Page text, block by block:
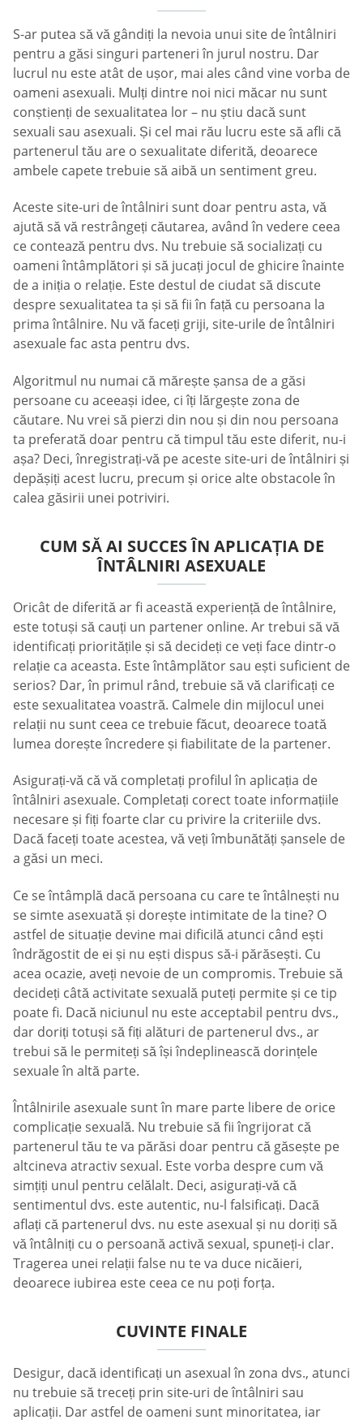
S-ar putea să vă gândiți la nevoia unui site de întâlniri
pentru a găsi singuri parteneri în jurul nostru. Dar
lucrul nu este atât de ușor, mai ales când vine vorba de
oameni asexuali. Mulți dintre noi nici măcar nu sunt
conștienți de sexualitatea lor – nu știu dacă sunt
sexuali sau asexuali. Și cel mai rău lucru este să afli că
partenerul tău are o sexualitate diferită, deoarece
ambele capete trebuie să aibă un sentiment greu.
Aceste site-uri de întâlniri sunt doar pentru asta, vă
ajută să vă restrângeți căutarea, având în vedere ceea
ce contează pentru dvs. Nu trebuie să socializați cu
oameni întâmplători și să jucați jocul de ghicire înainte
de a iniția o relație. Este destul de ciudat să discute
despre sexualitatea ta și să fii în față cu persoana la
prima întâlnire. Nu vă faceți griji, site-urile de întâlniri
asexuale fac asta pentru dvs.
Algoritmul nu numai că mărește șansa de a găsi
persoane cu aceeași idee, ci îți lărgește zona de
căutare. Nu vrei să pierzi din nou și din nou persoana
ta preferată doar pentru că timpul tău este diferit, nu-i
așa? Deci, înregistrați-vă pe aceste site-uri de întâlniri și
depășiți acest lucru, precum și orice alte obstacole în
calea găsirii unei potriviri.
CUM SĂ AI SUCCES ÎN APLICAȚIA DE
ÎNTÂLNIRI ASEXUALE
Oricât de diferită ar fi această experiență de întâlnire,
este totuși să cauți un partener online. Ar trebui să vă
identificați prioritățile și să decideți ce veți face dintr-o
relație ca aceasta. Este întâmplător sau ești suficient de
serios? Dar, în primul rând, trebuie să vă clarificați ce
este sexualitatea voastră. Calmele din mijlocul unei
relații nu sunt ceea ce trebuie făcut, deoarece toată
lumea dorește încredere și fiabilitate de la partener.
Asigurați-vă că vă completați profilul în aplicația de
întâlniri asexuale. Completați corect toate informațiile
necesare și fiți foarte clar cu privire la criteriile dvs.
Dacă faceți toate acestea, vă veți îmbunătăți șansele de
a găsi un meci.
Ce se întâmplă dacă persoana cu care te întâlnești nu
se simte asexuată și dorește intimitate de la tine? O
astfel de situație devine mai dificilă atunci când ești
îndrăgostit de ei și nu ești dispus să-i părăsești. Cu
acea ocazie, aveți nevoie de un compromis. Trebuie să
decideți câtă activitate sexuală puteți permite și ce tip
poate fi. Dacă niciunul nu este acceptabil pentru dvs.,
dar doriți totuși să fiți alături de partenerul dvs., ar
trebui să le permiteți să își îndeplinească dorințele
sexuale în altă parte.
Întâlnirile asexuale sunt în mare parte libere de orice
complicație sexuală. Nu trebuie să fii îngrijorat că
partenerul tău te va părăsi doar pentru că găsește pe
altcineva atractiv sexual. Este vorba despre cum vă
simțiți unul pentru celălalt. Deci, asigurați-vă că
sentimentul dvs. este autentic, nu-l falsificați. Dacă
aflați că partenerul dvs. nu este asexual și nu doriți să
vă întâlniți cu o persoană activă sexual, spuneți-i clar.
Tragerea unei relații false nu te va duce nicăieri,
deoarece iubirea este ceea ce nu poți forța.
CUVINTE FINALE
Desigur, dacă identificați un asexual în zona dvs., atunci
nu trebuie să treceți prin site-uri de întâlniri sau
aplicații. Dar astfel de oameni sunt minoritatea, iar